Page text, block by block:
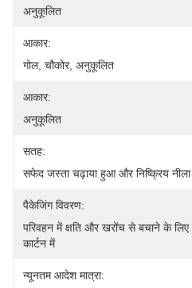
अनुकूलित
आकार:
गोल, चौकोर, अनुकूलित
आकार:
अनुकूलित
सतह:
सफेद जस्ता चढ़ाया हुआ और निष्क्रिय नीला
पैकेजिंग विवरण:
परिवहन में क्षति और खरोंच से बचाने के
कार्टन में
न्यूनतम आदेश मात्रा: